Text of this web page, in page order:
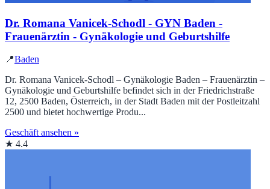
Dr. Romana Vanicek-Schodl - GYN Baden -
Frauenärztin - Gynäkologie und Geburtshilfe
📍Baden
Dr. Romana Vanicek-Schodl – Gynäkologie Baden – Frauenärztin –
Gynäkologie und Geburtshilfe befindet sich in der Friedrichstraße
12, 2500 Baden, Österreich, in der Stadt Baden mit der Postleitzahl
2500 und bietet hochwertige Produ...
Geschäft ansehen »
★ 4.4